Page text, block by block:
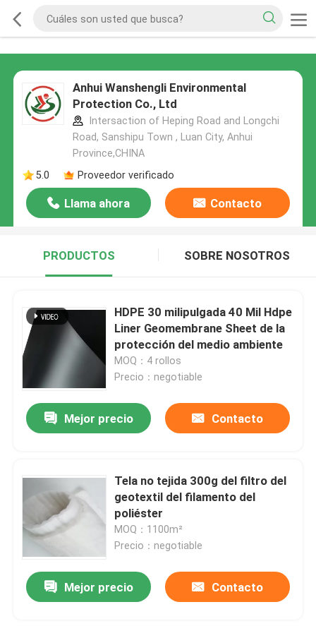
Anhui Wanshengli Environmental
Protection Co., Ltd
Intersaction of Heping Road and Longchi
Road, Sanshipu Town , Luan City, Anhui
Province,CHINA
5.0
Proveedor verificado
Llama ahora Contacto
PRODUCTOS SOBRE NOSOTROS
HDPE 30 milipulgada 40 Mil Hdpe
Liner Geomembrane Sheet de la
protección del medio ambiente
MOQ：4 rollos
Precio：negotiable
Mejor precio Contacto
Tela no tejida 300g del filtro del
geotextil del filamento del
poliéster
MOQ：1100m²
Precio：negotiable
Mejor precio Contacto